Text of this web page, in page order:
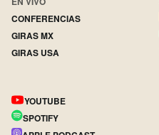
CONFERENCIAS
GIRAS MX
GIRAS USA
YOUTUBE
SPOTIFY